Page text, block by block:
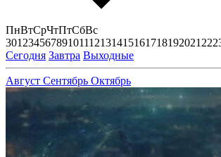
ПнВтСрЧтПтСбВс
3012345678910111213141516171819202122
Сегодня Завтра Выходные
Август Сентябрь Октябрь